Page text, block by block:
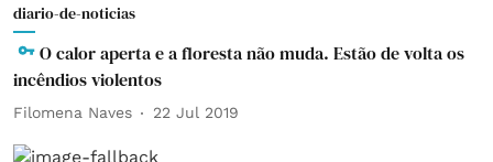
diario-de-noticias
O calor aperta e a floresta não muda. Estão de volta os
incêndios violentos
Filomena Naves 22 Jul 2019